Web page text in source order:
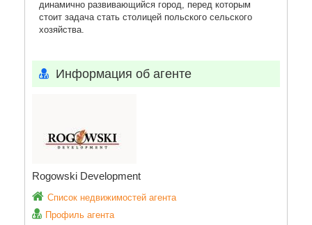
динамично развивающийся город, перед которым
стоит задача стать столицей польского сельского
хозяйства.
Информация об агенте
Rogowski Development
Список недвижимостей агента
Профиль агента